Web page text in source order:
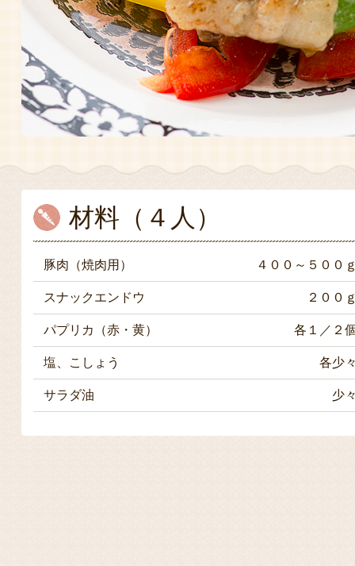
材料（４人）
豚肉（焼肉用） ４００～５００
スナックエンドウ ２００
パプリカ（赤・黄） 各１／２
塩、こしょう 各少
サラダ油 少